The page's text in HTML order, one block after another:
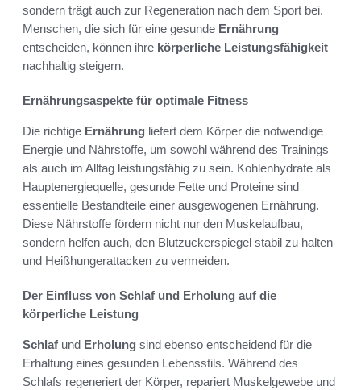
sondern trägt auch zur Regeneration nach dem Sport bei.
Menschen, die sich für eine gesunde Ernährung
entscheiden, können ihre körperliche Leistungsfähigkeit
nachhaltig steigern.
Ernährungsaspekte für optimale Fitness
Die richtige Ernährung liefert dem Körper die notwendige
Energie und Nährstoffe, um sowohl während des Trainings
als auch im Alltag leistungsfähig zu sein. Kohlenhydrate als
Hauptenergiequelle, gesunde Fette und Proteine sind
essentielle Bestandteile einer ausgewogenen Ernährung.
Diese Nährstoffe fördern nicht nur den Muskelaufbau,
sondern helfen auch, den Blutzuckerspiegel stabil zu halten
und Heißhungerattacken zu vermeiden.
Der Einfluss von Schlaf und Erholung auf die
körperliche Leistung
Schlaf und Erholung sind ebenso entscheidend für die
Erhaltung eines gesunden Lebensstils. Während des
Schlafs regeneriert der Körper, repariert Muskelgewebe und